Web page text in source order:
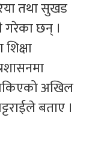
तथा सुखड
गरेका छन् ।
अखिल
बताए ।